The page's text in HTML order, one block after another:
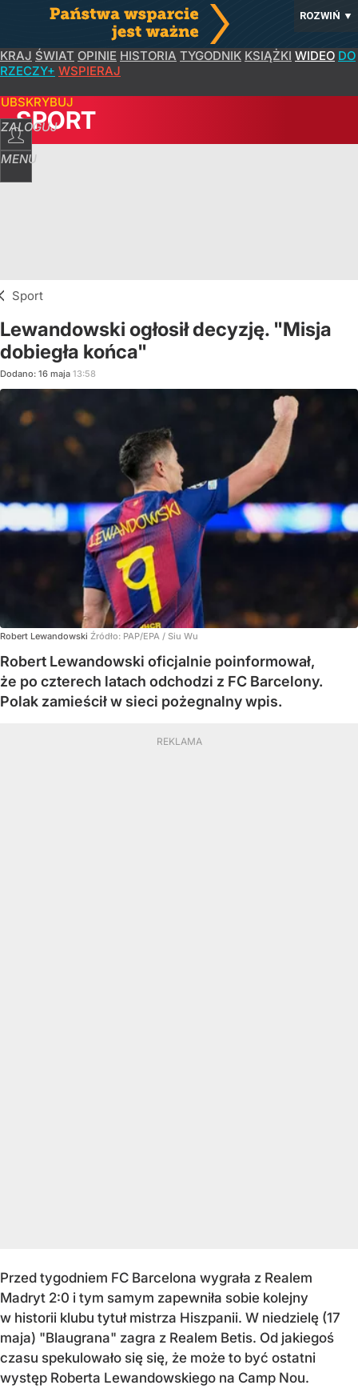
ROZWIŃ ▼
KRAJ ŚWIAT OPINIE HISTORIA TYGODNIK KSIĄŻKI WIDEO DO
RZECZY+ WSPIERAJ
ZALOGUJ
MENU
SPORT
Sport
Lewandowski ogłosił decyzję. "Misja
dobiegła końca"
Dodano: 16 maja 13:58
Robert Lewandowski Źródło: PAP/EPA / Siu Wu
Robert Lewandowski oficjalnie poinformował,
że po czterech latach odchodzi z FC Barcelony.
Polak zamieścił w sieci pożegnalny wpis.
Przed tygodniem FC Barcelona wygrała z Realem
Madryt 2:0 i tym samym zapewniła sobie kolejny
w historii klubu tytuł mistrza Hiszpanii. W niedzielę (17
maja) "Blaugrana" zagra z Realem Betis. Od jakiegoś
czasu spekulowało się się, że może to być ostatni
występ Roberta Lewandowskiego na Camp Nou.